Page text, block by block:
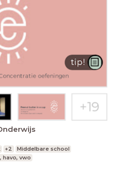
+2
Middelbare school
havo, vwo